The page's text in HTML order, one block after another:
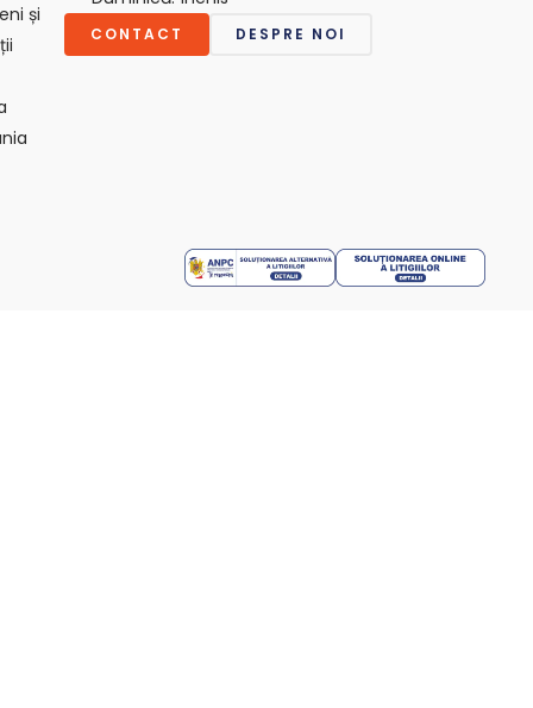
și
CONTACT DESPRE NOI